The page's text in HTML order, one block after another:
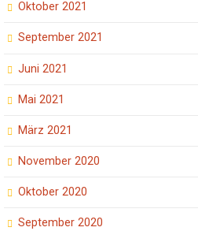
Oktober 2021
September 2021
Juni 2021
Mai 2021
März 2021
November 2020
Oktober 2020
September 2020